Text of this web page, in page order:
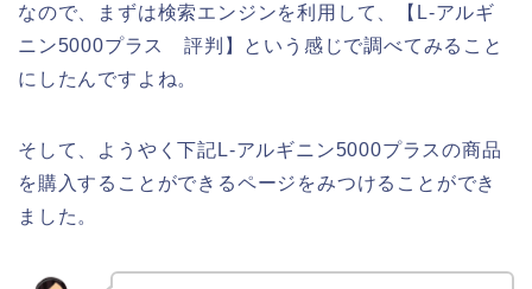
なので、まずは検索エンジンを利用して、【L-アルギ
ニン5000プラス 評判】という感じで調べてみること
にしたんですよね。
そして、ようやく下記L-アルギニン5000プラスの商品
を購入することができるページをみつけることができ
ました。